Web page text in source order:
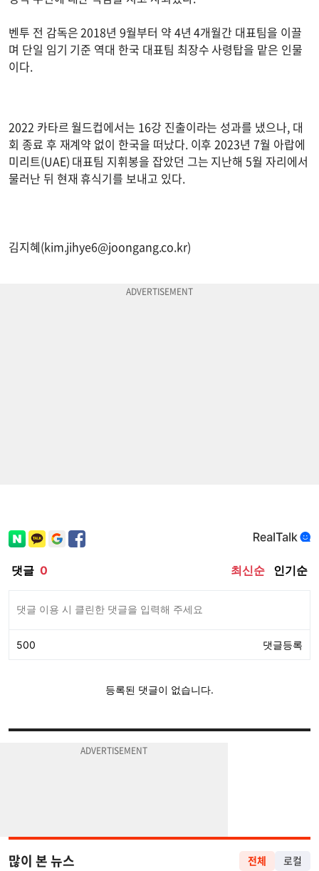
벤투 전 감독은 2018년 9월부터 약 4년 4개월간 대표팀을 이끌
며 단일 임기 기준 역대 한국 대표팀 최장수 사령탑을 맡은 인물
이다.
2022 카타르 월드컵에서는 16강 진출이라는 성과를 냈으나, 대
회 종료 후 재계약 없이 한국을 떠났다. 이후 2023년 7월 아랍에
미리트(UAE) 대표팀 지휘봉을 잡았던 그는 지난해 5월 자리에서
물러난 뒤 현재 휴식기를 보내고 있다.
김지혜(kim.jihye6@joongang.co.kr)
많이 본 뉴스 전체 로컬